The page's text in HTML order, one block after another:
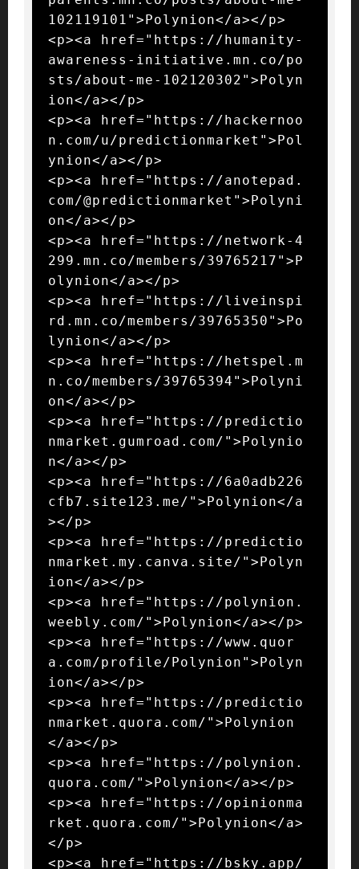
102119101">Polynion</a></p>
<p><a href="https://humanity-
awareness-initiative.mn.co/po
sts/about-me-102120302">Polyn
ion</a></p>
<p><a href="https://hackernoo
n.com/u/predictionmarket">Pol
ynion</a></p>
<p><a href="https://anotepad.
com/@predictionmarket">Polyni
on</a></p>
<p><a href="https://network-4
299.mn.co/members/39765217">P
olynion</a></p>
<p><a href="https://liveinspi
rd.mn.co/members/39765350">Po
lynion</a></p>
<p><a href="https://hetspel.m
n.co/members/39765394">Polyni
on</a></p>
<p><a href="https://predictio
nmarket.gumroad.com/">Polynio
n</a></p>
<p><a href="https://6a0adb226
cfb7.site123.me/">Polynion</a
></p>
<p><a href="https://predictio
nmarket.my.canva.site/">Polyn
ion</a></p>
<p><a href="https://polynion.
weebly.com/">Polynion</a></p>
<p><a href="https://www.quor
a.com/profile/Polynion">Polyn
ion</a></p>
<p><a href="https://predictio
nmarket.quora.com/">Polynion
</a></p>
<p><a href="https://polynion.
quora.com/">Polynion</a></p>
<p><a href="https://opinionma
rket.quora.com/">Polynion</a>
</p>
<p><a href="https://bsky.app/